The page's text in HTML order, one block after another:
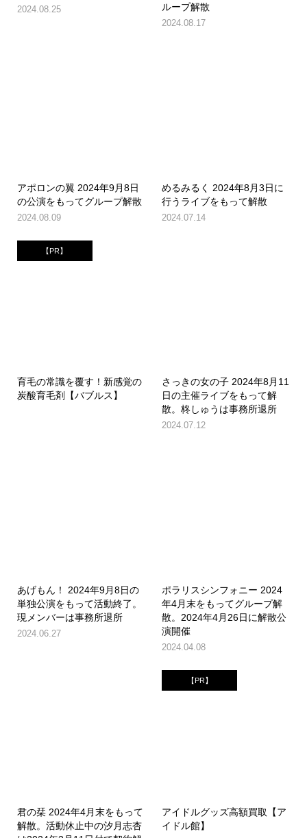
2024.08.25
ループ解散
2024.08.17
アポロンの翼 2024年9月8日
の公演をもってグループ解散
2024.08.09
めるみるく 2024年8月3日に
行うライブをもって解散
2024.07.14
【PR】
育毛の常識を覆す！新感覚の
炭酸育毛剤【バブルス】
さっきの女の子 2024年8月11
日の主催ライブをもって解
散。柊しゅうは事務所退所
2024.07.12
あげもん！ 2024年9月8日の
単独公演をもって活動終了。
現メンバーは事務所退所
2024.06.27
ポラリスシンフォニー 2024
年4月末をもってグループ解
散。2024年4月26日に解散公
演開催
2024.04.08
君の栞 2024年4月末をもって
解散。活動休止中の汐月志杏
【PR】
アイドルグッズ高額買取【ア
イドル館】